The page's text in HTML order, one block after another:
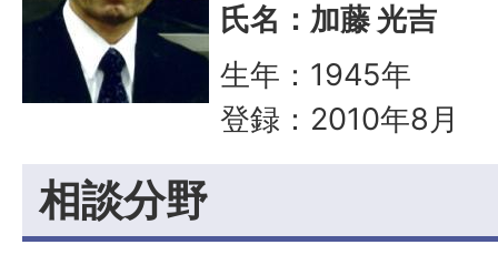
氏名：加藤 光吉
生年：1945年
登録：2010年8月
相談分野